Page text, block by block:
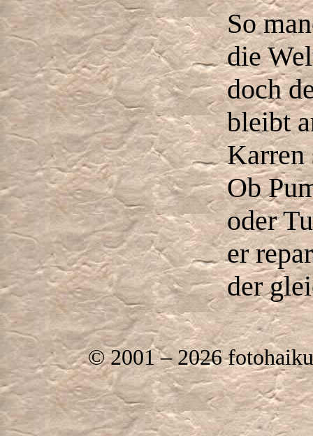
So
die
doch
bleibt
Karren
Ob
oder
er
der
© 2001 – 2026